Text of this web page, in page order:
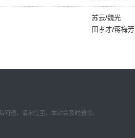
苏云/魏光
田孝才/蒋梅芳
题，请来信至，本站会及时删除。